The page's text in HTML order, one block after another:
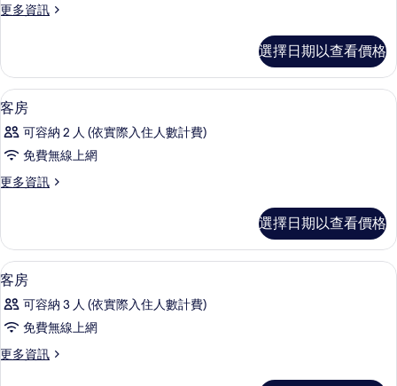
件
的
有
相
片
更多資訊
更
的
詳
情
選擇日期以查看價格
顯
示
客
的
有
相
片
高級寢具、客房內保險箱、隔音、熨
8
客房
可容納 2 人 (依實際入住人數計費)
免費無線上網
更多資訊
更
的
詳
情
選擇日期以查看價格
顯
示
客
的
高級寢具、客房內保險箱、隔音、熨
11
客房
可容納 3 人 (依實際入住人數計費)
免費無線上網
更多資訊
更